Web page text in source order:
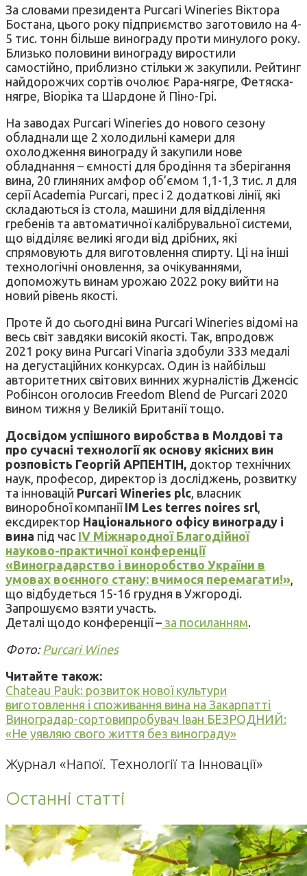
За словами президента Purcari Wineries Віктора
Бостана, цього року підприємство заготовило на 4-
5 тис. тонн більше винограду проти минулого року.
Близько половини винограду виростили
самостійно, приблизно стільки ж закупили. Рейтинг
найдорожчих сортів очолює Рара-нягре, Фетяска-
нягре, Віоріка та Шардоне й Піно-Грі.
На заводах Purcari Wineries до нового сезону
обладнали ще 2 холодильні камери для
охолодження винограду й закупили нове
обладнання – ємності для бродіння та зберігання
вина, 20 глиняних амфор об’ємом 1,1-1,3 тис. л для
серії Academia Purcari, прес і 2 додаткові лінії, які
складаються із стола, машини для відділення
гребенів та автоматичної калібрувальної системи,
що відділяє великі ягоди від дрібних, які
спрямовують для виготовлення спирту. Ці на інші
технологічні оновлення, за очікуваннями,
допоможуть винам урожаю 2022 року вийти на
новий рівень якості.
Проте й до сьогодні вина Purcari Wineries відомі на
весь світ завдяки високій якості. Так, впродовж
2021 року вина Purcari Vinaria здобули 333 медалі
на дегустаційних конкурсах. Один із найбільш
авторитетних світових винних журналістів Дженсіс
Робінсон оголосив Freedom Blend de Purcari 2020
вином тижня у Великій Британії тощо.
Досвідом успішного виробства в Молдові та
про сучасні технології як основу якісних вин
розповість Георгій АРПЕНТІН, доктор технічних
наук, професор, директор із досліджень, розвитку
та інновацій Purcari Wineries plc , власник
виноробної компаніїIM Les terres noires srl
ексдиректор Національного офісу винограду і
вина під час IV Міжнародної Благодійної
науково-практичної конференції
«Виноградарство і виноробство України в
умовах воєнного стану: вчимося перемагати!»
що відбудеться 15-16 грудня в Ужгороді.
Запрошуємо взяти участь.
Деталі щодо конференції – за посиланням.
Фото: Purcari Wines
Читайте також:
Chateau Pauk: розвиток нової культури
виготовлення і споживання вина на Закарпатті
Виноградар-сортовипробувач Іван БЕЗРОДНИЙ:
«Не уявляю свого життя без винограду»
Журнал «Напої. Технології та Інновації»
Останні статті